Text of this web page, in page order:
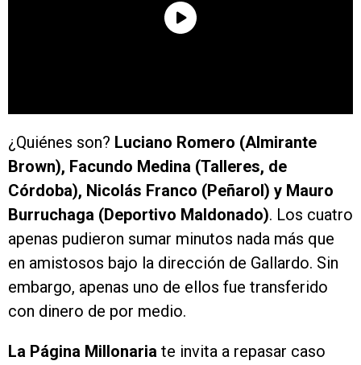
¿Quiénes son? Luciano Romero (Almirante
Brown), Facundo Medina (Talleres, de
Córdoba), Nicolás Franco (Peñarol) y Mauro
Burruchaga (Deportivo Maldonado). Los cuatro
apenas pudieron sumar minutos nada más que
en amistosos bajo la dirección de Gallardo. Sin
embargo, apenas uno de ellos fue transferido
con dinero de por medio.
La Página Millonaria te invita a repasar caso